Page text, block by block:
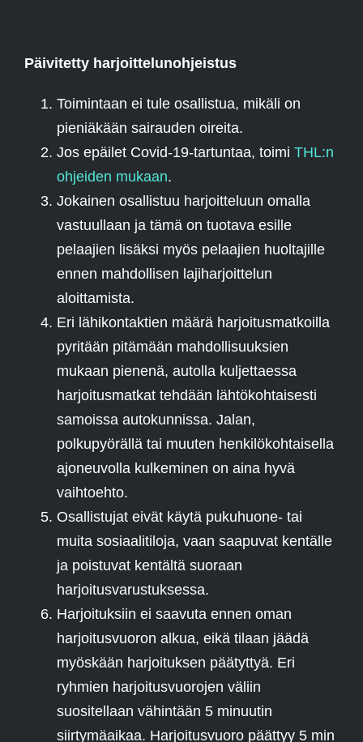
Päivitetty harjoittelunohjeistus
Toimintaan ei tule osallistua, mikäli on
pieniäkään sairauden oireita.
Jos epäilet Covid-19-tartuntaa, toimi THL:n
ohjeiden mukaan.
Jokainen osallistuu harjoitteluun omalla
vastuullaan ja tämä on tuotava esille
pelaajien lisäksi myös pelaajien huoltajille
ennen mahdollisen lajiharjoittelun
aloittamista.
Eri lähikontaktien määrä harjoitusmatkoilla
pyritään pitämään mahdollisuuksien
mukaan pienenä, autolla kuljettaessa
harjoitusmatkat tehdään lähtökohtaisesti
samoissa autokunnissa. Jalan,
polkupyörällä tai muuten henkilökohtaisella
ajoneuvolla kulkeminen on aina hyvä
vaihtoehto.
Osallistujat eivät käytä pukuhuone- tai
muita sosiaalitiloja, vaan saapuvat kentälle
ja poistuvat kentältä suoraan
harjoitusvarustuksessa.
Harjoituksiin ei saavuta ennen oman
harjoitusvuoron alkua, eikä tilaan jäädä
myöskään harjoituksen päätyttyä. Eri
ryhmien harjoitusvuorojen väliin
suositellaan vähintään 5 minuutin
siirtymäaikaa. Harjoitusvuoro päättyy 5 min